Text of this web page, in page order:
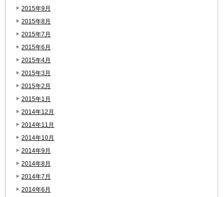
2015年9月
2015年8月
2015年7月
2015年6月
2015年4月
2015年3月
2015年2月
2015年1月
2014年12月
2014年11月
2014年10月
2014年9月
2014年8月
2014年7月
2014年6月